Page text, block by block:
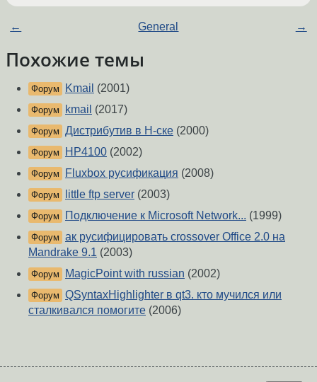
← General →
Похожие темы
Форум Kmail (2001)
Форум kmail (2017)
Форум Дистрибутив в Н-ске (2000)
Форум HP4100 (2002)
Форум Fluxbox русификация (2008)
Форум little ftp server (2003)
Форум Подключение к Microsoft Network... (1999)
Форум ак русифицировать crossover Office 2.0 на
Mandrake 9.1 (2003)
Форум MagicPoint with russian (2002)
Форум QSyntaxHighlighter в qt3. кто мучился или
сталкивался помогите (2006)